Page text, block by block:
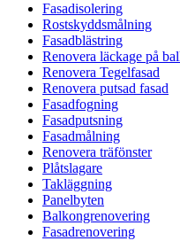
Fasadisolering
Rostskyddsmålning
Fasadblästring
Renovera läckage på
Renovera Tegelfasad
Renovera putsad fasad
Fasadfogning
Fasadputsning
Fasadmålning
Renovera träfönster
Plåtslagare
Takläggning
Panelbyten
Balkongrenovering
Fasadrenovering